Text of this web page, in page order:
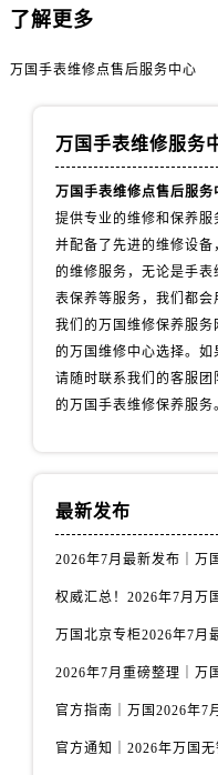
了解更多
万国手表维修点售后服务中心
万国手表维修服务
万国手表维修点售后服务
提供专业的维修和保养服
并配备了先进的维修设
的维修服务，无论是手
表保养等服务，我们都会
我们的万国维修保养服
的万国维修中心选择。如
请随时联系我们的客服
的万国手表维修保养服务
最新发布